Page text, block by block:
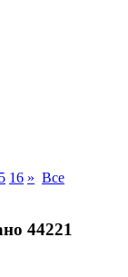
16 » Все
44221